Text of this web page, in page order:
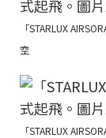
「STARLUX
空
「STARLUX